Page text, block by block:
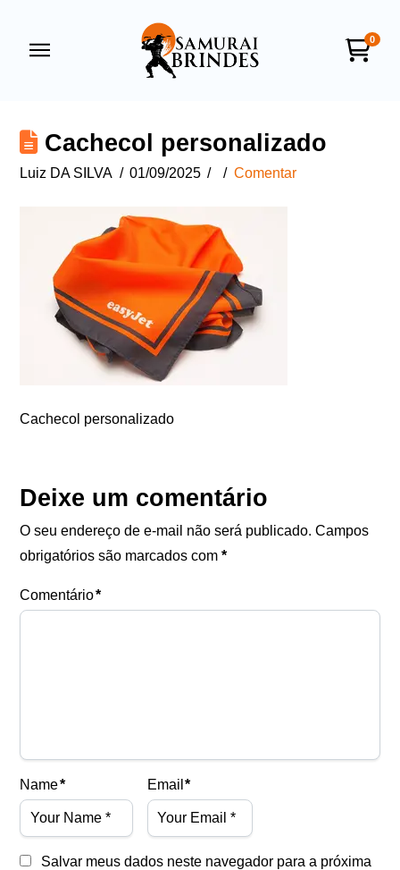
0
Cachecol personalizado
Luiz DA SILVA 01/09/2025 Comentar
Cachecol personalizado
Deixe um comentário
O seu endereço de e-mail não será publicado. Campos
obrigatórios são marcados com*
Comentário*
Name* Email*
Salvar meus dados neste navegador para a próxima
Samurai Brindes
Eu concordo em receber comunicações.
de marketing. Você pode alterar suas preferências a
qualquer momento.
Iniciar conversa